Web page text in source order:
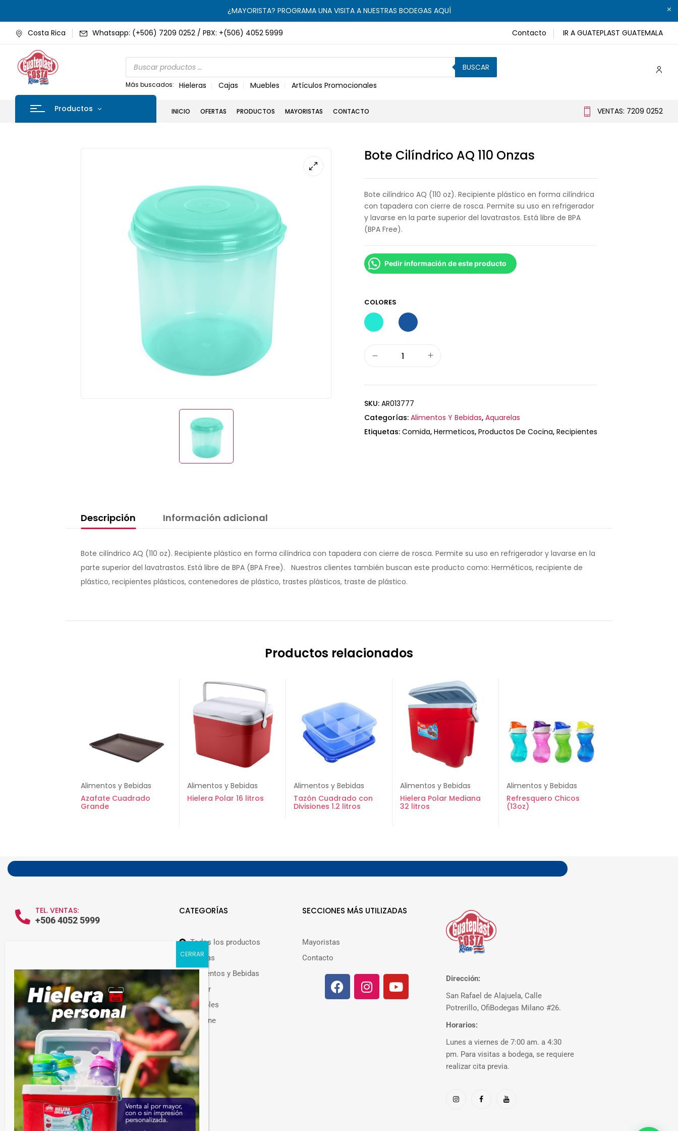
¿MAYORISTA? PROGRAMA UNA VISITA A NUESTRAS BODEGAS AQUÍ
Costa Rica Whatsapp: (+506) 7209 0252 / PBX: +(506) 4052 5999 Contacto IR A GUATEPLAST GUATEMALA
BUSCAR
Más buscados: Hieleras Cajas Muebles Artículos Promocionales
Productos INICIO OFERTAS PRODUCTOS MAYORISTAS CONTACTO VENTAS: 7209 0252
Bote Cilíndrico AQ 110 Onzas
Bote cilíndrico AQ (110 oz). Recipiente plástico en forma cilíndrica
con tapadera con cierre de rosca. Permite su uso en refrigerador
y lavarse en la parte superior del lavatrastos. Está libre de BPA
(BPA Free).
Pedir información de este producto
COLORES
SKU: AR013777
Categorías: Alimentos Y Bebidas, Aquarelas
Etiquetas: Comida, Hermeticos, Productos De Cocina, Recipientes
Descripción Información adicional
Bote cilíndrico AQ (110 oz). Recipiente plástico en forma cilíndrica con tapadera con cierre de rosca. Permite su uso en refrigerador y lavarse en la
parte superior del lavatrastos. Está libre de BPA (BPA Free). Nuestros clientes también buscan este producto como: Herméticos, recipiente de
plástico, recipientes plásticos, contenedores de plástico, trastes plásticos, traste de plástico.
Productos relacionados
Alimentos y Bebidas
Azafate Cuadrado
Grande
Alimentos y Bebidas
Hielera Polar 16 litros
Alimentos y Bebidas
Tazón Cuadrado con
Divisiones 1.2 litros
Alimentos y Bebidas
Hielera Polar Mediana
32 litros
Alimentos y Bebidas
Refresquero Chicos
(13oz)
TEL. VENTAS:
+506 4052 5999
Guateplast Costa Rica.
Fabricante y distribuidor de productos
plásticos.
Venta de productos plásticos por mayor en
Costa Rica. Más de 300 productos
disponibles.
CATEGORÍAS
Todos los productos
Ofertas
Alimentos y Bebidas
Hogar
Muebles
Higiene
Otros
SECCIONES MÁS UTILIZADAS
Mayoristas
Contacto
Dirección:
San Rafael de Alajuela, Calle
Potrerillo, OfiBodegas Milano #26.
Horarios:
Lunes a viernes de 7:00 am. a 4:30
pm. Para visitas a bodega, se requiere
realizar cita previa.